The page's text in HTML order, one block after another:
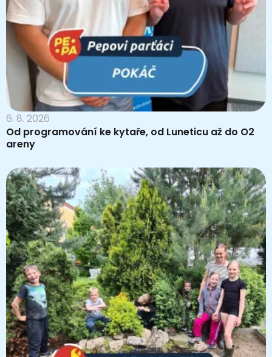
6. 8. 2026
Od programování ke kytaře, od Luneticu až do O2
areny